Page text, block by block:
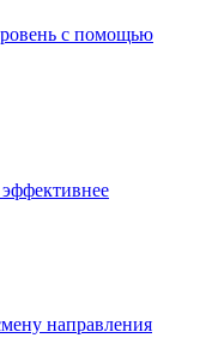
с помощью
направления